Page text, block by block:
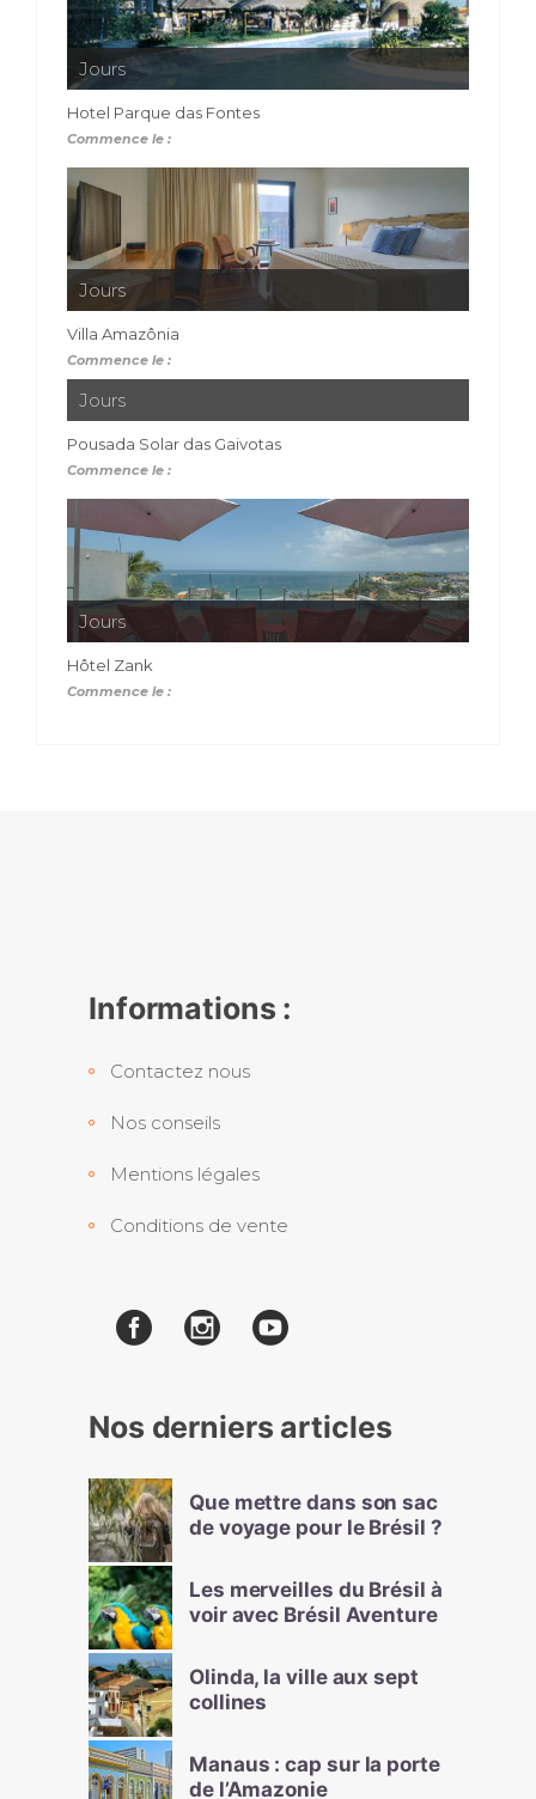
Jours
Hotel Parque das Fontes
Commence le :
Jours
Villa Amazônia
Commence le :
Jours
Pousada Solar das Gaivotas
Commence le :
Jours
Hôtel Zank
Commence le :
Informations :
Contactez nous
Nos conseils
Mentions légales
Conditions de vente
Nos derniers articles
Que mettre dans son sac
de voyage pour le Brésil ?
Les merveilles du Brésil à
voir avec Brésil Aventure
Olinda, la ville aux sept
collines
Manaus : cap sur la porte
de l’Amazonie